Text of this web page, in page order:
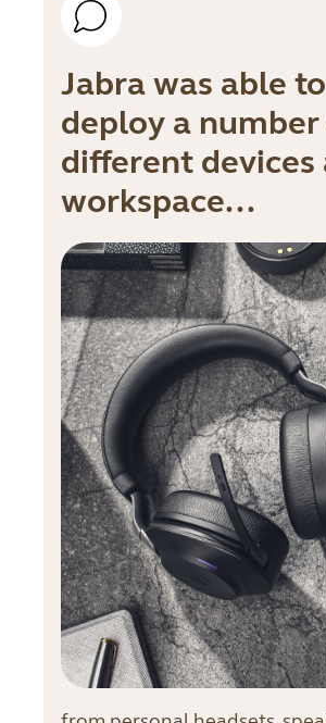
Jabra was able to
deploy a
different devices
workspace...